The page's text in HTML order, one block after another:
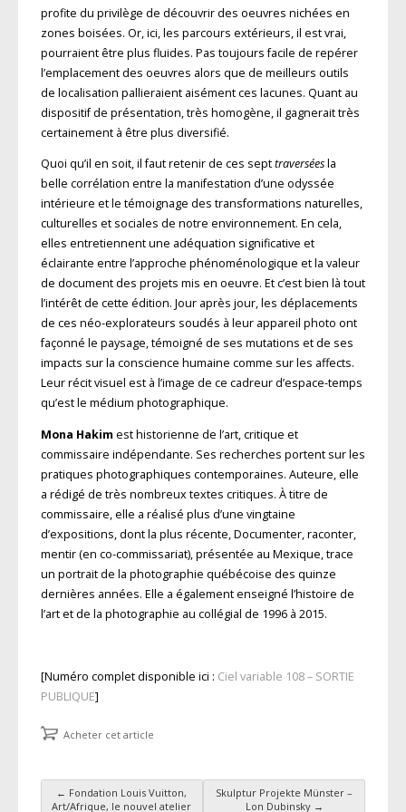
profite du privilège de découvrir des oeuvres nichées en
zones boisées. Or, ici, les parcours extérieurs, il est vrai,
pourraient être plus fluides. Pas toujours facile de repérer
l’emplacement des oeuvres alors que de meilleurs outils
de localisation pallieraient aisément ces lacunes. Quant au
dispositif de présentation, très homogène, il gagnerait très
certainement à être plus diversifié.
Quoi qu’il en soit, il faut retenir de ces septtraverséesla
belle corrélation entre la manifestation d’une odyssée
intérieure et le témoignage des transformations naturelles,
culturelles et sociales de notre environnement. En cela,
elles entretiennent une adéquation significative et
éclairante entre l’approche phénoménologique et la valeur
de document des projets mis en oeuvre. Et c’est bien là tout
l’intérêt de cette édition. Jour après jour, les déplacements
de ces néo-explorateurs soudés à leur appareil photo ont
façonné le paysage, témoigné de ses mutations et de ses
impacts sur la conscience humaine comme sur les affects.
Leur récit visuel est à l’image de ce cadreur d’espace-temps
qu’est le médium photographique.
Mona Hakimest historienne de l’art, critique et
commissaire indépendante. Ses recherches portent sur les
pratiques photographiques contemporaines. Auteure, elle
a rédigé de très nombreux textes critiques. À titre de
commissaire, elle a réalisé plus d’une vingtaine
d’expositions, dont la plus récente, Documenter, raconter,
mentir (en co-commissariat), présentée au Mexique, trace
un portrait de la photographie québécoise des quinze
dernières années. Elle a également enseigné l’histoire de
l’art et de la photographie au collégial de 1996 à 2015.
[Numéro complet disponible ici : Ciel variable 108 – SORTIE
PUBLIQUE]
Acheter cet article
← Fondation Louis Vuitton,
Art/Afrique, le nouvel atelier
Skulptur Projekte Münster –
Lon Dubinsky →